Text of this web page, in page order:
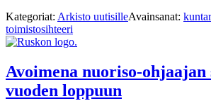
Kategoriat: Arkisto uutisilleAvainsanat:
toimistosihteeri
Avoimena nuoriso-ohjaajan
vuoden loppuun